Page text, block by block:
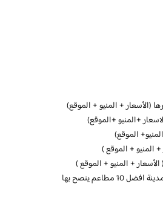
(الأسعار + المنيو + الموقع)
+المنيو +الموقع)
الموقع)
المنيو + الموقع )
+ المنيو + الموقع )
مطاعم ينصح بها